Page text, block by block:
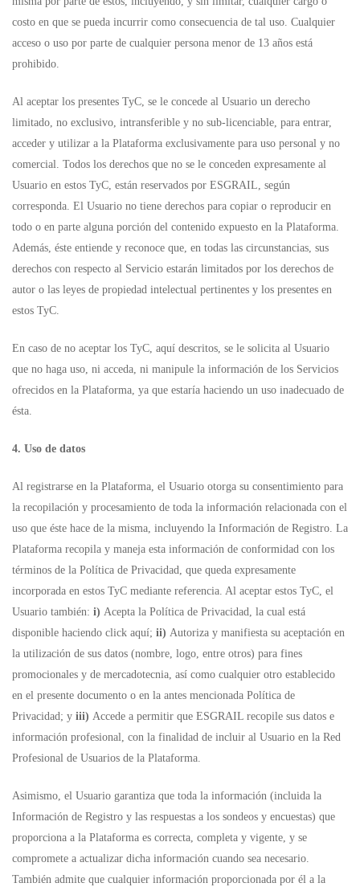
costo en que se pueda incurrir como consecuencia de tal uso. Cualquier
acceso o uso por parte de cualquier persona menor de 13 años está
prohibido.
Al aceptar los presentes TyC, se le concede al Usuario un derecho
limitado, no exclusivo, intransferible y no sub-licenciable, para entrar,
acceder y utilizar a la Plataforma exclusivamente para uso personal y no
comercial. Todos los derechos que no se le conceden expresamente al
Usuario en estos TyC, están reservados por ESGRAIL, según
corresponda. El Usuario no tiene derechos para copiar o reproducir en
todo o en parte alguna porción del contenido expuesto en la Plataforma.
Además, éste entiende y reconoce que, en todas las circunstancias, sus
derechos con respecto al Servicio estarán limitados por los derechos de
autor o las leyes de propiedad intelectual pertinentes y los presentes en
estos TyC.
En caso de no aceptar los TyC, aquí descritos, se le solicita al Usuario
que no haga uso, ni acceda, ni manipule la información de los Servicios
ofrecidos en la Plataforma, ya que estaría haciendo un uso inadecuado de
ésta.
4. Uso de datos
Al registrarse en la Plataforma, el Usuario otorga su consentimiento para
la recopilación y procesamiento de toda la información relacionada con el
uso que éste hace de la misma, incluyendo la Información de Registro. La
Plataforma recopila y maneja esta información de conformidad con los
términos de la Política de Privacidad, que queda expresamente
incorporada en estos TyC mediante referencia. Al aceptar estos TyC, el
Usuario también: i) Acepta la Política de Privacidad, la cual está
disponible haciendo click aquí; ii) Autoriza y manifiesta su aceptación en
la utilización de sus datos (nombre, logo, entre otros) para fines
promocionales y de mercadotecnia, así como cualquier otro establecido
en el presente documento o en la antes mencionada Política de
Privacidad; y iii) Accede a permitir que ESGRAIL recopile sus datos e
información profesional, con la finalidad de incluir al Usuario en la Red
Profesional de Usuarios de la Plataforma.
Asimismo, el Usuario garantiza que toda la información (incluida la
Información de Registro y las respuestas a los sondeos y encuestas) que
proporciona a la Plataforma es correcta, completa y vigente, y se
compromete a actualizar dicha información cuando sea necesario.
También admite que cualquier información proporcionada por él a la